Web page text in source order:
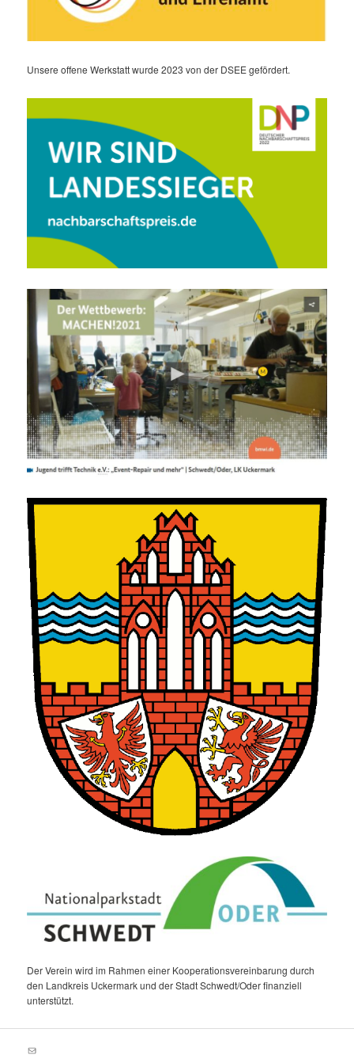
Unsere offene Werkstatt wurde 2023 von der DSEE gefördert.
Der Verein wird im Rahmen einer Kooperationsvereinbarung durch
den Landkreis Uckermark und der Stadt Schwedt/Oder finanziell
unterstützt.
E-Mail